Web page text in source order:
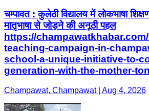
चम्पावत : कुलेठी विद्यालय में लोकभाषा
मातृभाषा से जोड़ने की अनूठी पहल
https://
teaching-campaign-in-
school-a-unique-initiative-to-
generation-with-the-mother-
Champawat, Champawat | Aug 4, 2026